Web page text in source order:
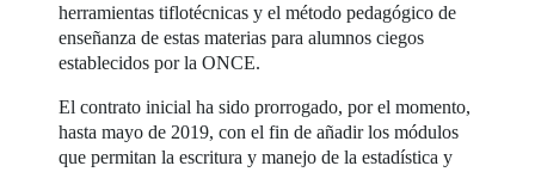
herramientas tiflotécnicas y el método pedagógico de
enseñanza de estas materias para alumnos ciegos
establecidos por la ONCE.
El contrato inicial ha sido prorrogado, por el momento,
hasta mayo de 2019, con el fin de añadir los módulos
que permitan la escritura y manejo de la estadística y